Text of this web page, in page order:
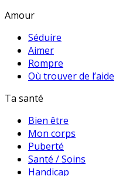
Amour
Séduire
Aimer
Rompre
Où trouver de l’aide
Ta santé
Bien être
Mon corps
Puberté
Santé / Soins
Handicap